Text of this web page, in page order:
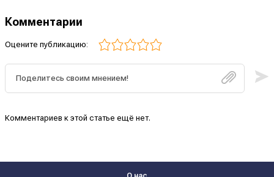
Комментарии
Оцените публикацию:
Комментариев к этой статье ещё нет.